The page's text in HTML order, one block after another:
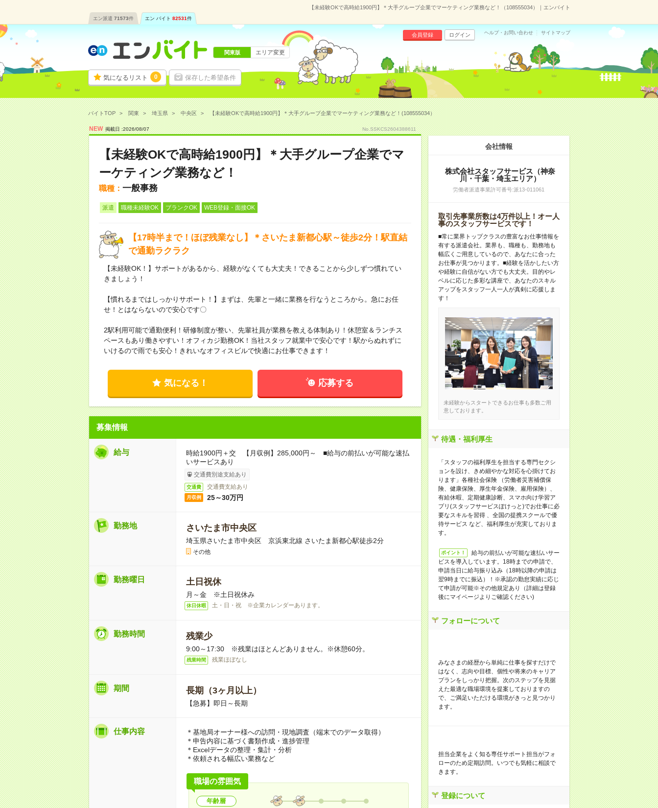
【未経験OKで高時給1900円】＊大手グループ企業でマーケティング業務など！（108555034）｜エンバイト
エン派遣 71573件 エン バイト 82531件
気になるリスト 0 保存した希望条件
会員登録 ログイン ヘルプ・お問い合わせ サイトマップ
関東版 エリア変更
バイトTOP 関東 埼玉県 中央区 【未経験OKで高時給1900円】＊大手グループ企業でマーケティング業務など！(108555034）
NEW 掲載日 :2026/08/07 No.SSKCS2604388611
【未経験OKで高時給1900円】＊大手グループ企業でマ
ーケティング業務など！
職種： 一般事務
派遣 職種未経験OK ブランクOK WEB登録・面接OK
【17時半まで！ほぼ残業なし】＊さいたま新都心駅～徒歩2分！駅直結
で通勤ラクラク
【未経験OK！】サポートがあるから、経験がなくても大丈夫！できることから少しずつ慣れてい
きましょう！
【慣れるまではしっかりサポート！】まずは、先輩と一緒に業務を行なうところから。急にお任
せ！とはならないので安心です〇
2駅利用可能で通勤便利！研修制度が整い、先輩社員が業務を教える体制あり！休憩室＆ランチス
ペースもあり働きやすい！オフィカジ勤務OK！当社スタッフ就業中で安心です！駅からぬれずに
いけるので雨でも安心！きれいなオフィスビルで快適にお仕事できます！
気になる！ 応募する
募集情報
給与
時給1900円＋交 【月収例】285,000円～ ■給与の前払いが可能な速払
いサービスあり
交通費別途支給あり
交通費 交通費支給あり
月収例 25～30万円
勤務地 さいたま市中央区
埼玉県さいたま市中央区 京浜東北線 さいたま新都心駅徒歩2分
その他
勤務曜日 土日祝休
月～金 ※土日祝休み
休日休暇 土・日・祝 ※企業カレンダーあります。
勤務時間 残業少
9:00～17:30 ※残業はほとんどありません。※休憩60分。
残業時間 残業ほぼなし
期間 長期（3ヶ月以上）
【急募】即日～長期
仕事内容
＊基地局オーナー様への訪問・現地調査（端末でのデータ取得）
＊申告内容に基づく書類作成・進捗管理
＊Excelデータの整理・集計・分析
＊依頼される幅広い業務など
職場の雰囲気
年齢層
会社情報
株式会社スタッフサービス（神奈
川・千葉・埼玉エリア）
労働者派遣事業許可番号:派13-011061
取引先事業所数は4万件以上！オー人
事のスタッフサービスです！
■常に業界トップクラスの豊富なお仕事情報を
有する派遣会社。業界も、職種も、勤務地も
幅広くご用意しているので、あなたに合った
お仕事が見つかります。■経験を活かしたい方
や経験に自信がない方でも大丈夫。目的やレ
ベルに応じた多彩な講座で、あなたのスキル
アップをスタッフ一人一人が真剣に応援しま
す！
未経験からスタートできるお仕事も多数ご用
意しております。
待遇・福利厚生
「スタッフの福利厚生を担当する専門セクシ
ョンを設け、きめ細やかな対応を心掛けてお
ります」各種社会保険 （労働者災害補償保
険、健康保険、厚生年金保険、雇用保険）、
有給休暇、定期健康診断、スマホ向け学習ア
プリ(スタッフサービスぽけっと)でお仕事に必
要なスキルを習得 、全国の提携スクールで優
待サービス など、福利厚生が充実しておりま
す。
ポイント！
給与の前払いが可能な速払いサー
ビスを導入しています。18時までの申請で、
申請当日に給与振り込み（18時以降の申請は
翌9時までに振込）！※承認の勤怠実績に応じ
て申請が可能※その他規定あり（詳細は登録
後にマイページよりご確認ください)
フォローについて
みなさまの経歴から単純に仕事を探すだけで
はなく、志向や目標、個性や将来のキャリア
プランをしっかり把握。次のステップを見据
えた最適な職場環境を提案しておりますの
で、ご満足いただける環境がきっと見つかり
ます。
担当企業をよく知る専任サポート担当がフォ
ローのため定期訪問。いつでも気軽に相談で
きます。
登録について